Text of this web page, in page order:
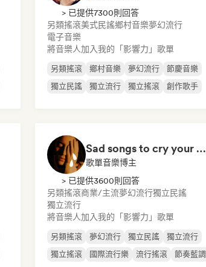
> 已提供7300則回答
另類搖滾美式民謠鄉村音樂夢幻流行
電子音樂
將音樂人加入我的「影響力」歌單
另類搖滾 鄉村音樂 夢幻流行
節慶音樂
獨立民謠
獨立流行 獨立搖滾 創作歌手
Sad songs to cry your eyes out
歌單音樂博主
> 已提供3600則回答
另類搖滾商業/主流夢幻流行獨立民謠
獨立流行
將音樂人加入我的「影響力」歌單
另類搖滾 夢幻流行 獨立民謠
獨立流行
獨立搖滾
國際流行樂 流行搖滾 節奏藍調